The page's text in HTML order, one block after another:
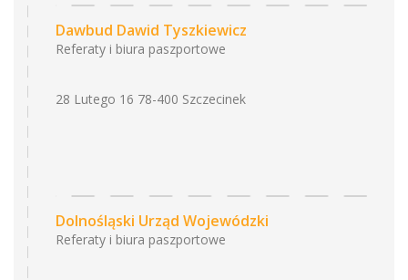
Dawbud Dawid Tyszkiewicz
Referaty i biura paszportowe
28 Lutego 16 78-400 Szczecinek
Dolnośląski Urząd Wojewódzki
Referaty i biura paszportowe